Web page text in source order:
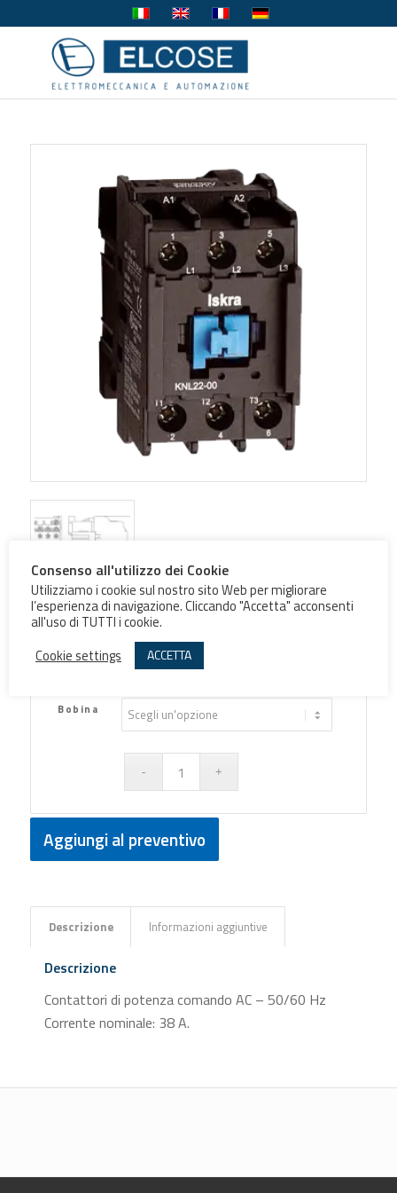
Contattore KNL38-00
Bobina
Aggiungi al preventivo
Descrizione Informazioni aggiuntive
Descrizione
Contattori di potenza comando AC – 50/60 Hz
Corrente nominale: 38 A.
Consenso all'utilizzo dei Cookie
Utilizziamo i cookie sul nostro sito Web per migliorare
l’esperienza di navigazione. Cliccando "Accetta" acconsenti
all'uso di TUTTI i cookie.
Cookie settings
ACCETTA